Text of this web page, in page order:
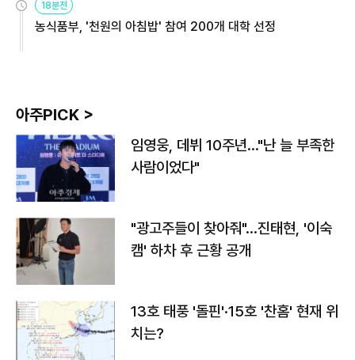
18분전
농식품부, '천원의 아침밥' 참여 200개 대학 선정
아주PICK >
임영웅, 데뷔 10주년…"난 늘 부족한
사람이었다"
"광고주들이 찾아줘"…진태현, '이숙
캠' 하차 후 근황 공개
13호 태풍 '돌핀'·15호 '찬홈' 현재 위
치는?